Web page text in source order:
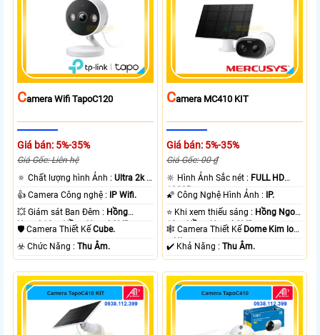
CAmera Wifi TapoC120
Giá bán: 5%-35%
Giá Gốc: Liên hệ
🔅 Chất lượng hình Ảnh :Ultra 2k +
.
👍 Camera Công nghệ :
IP Wifi.
💥 Giám sát Ban Đêm : Hồng
Ngoại 10m Hồng Ngoại SMD.
🛡 Camera Thiết KếCube.
️☣️ Chức Năng :Thu Âm.
CAmera MC410 KIT
Giá bán: 5%-35%
Giá Gốc: 00 ₫
🔆 Hình Ảnh Sắc nét : FULL HD
1080P .
🌠 Công Nghệ Hình Ảnh :
IP.
⭐ Khi xem thiếu sáng : Hồng Ngoại
10m Hồng Ngoại SMD.
🕸️ Camera Thiết Kế Dome Kim loại
+ Nhựa.
️✔️ Khả Năng :Thu Âm.